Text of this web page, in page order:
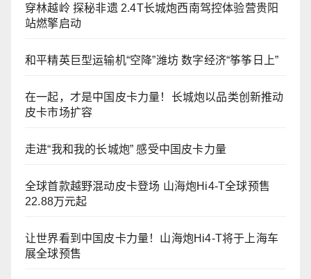
穿林越岭 探秘非遗 2.4T长城炮西南驾控体验营贵阳
站燃擎启动
和平精英巨型运输机“空降”潍坊 数字经济“筝筝日上”
在一起，才是中国皮卡力量！长城炮以品类创新推动
皮卡市场扩容
走进“我和我的长城炮” 感受中国皮卡力量
全球首款越野混动皮卡登场 山海炮Hi4-T全球预售
22.88万元起
让世界看到中国皮卡力量！山海炮Hi4-T将于上海车
展全球预售